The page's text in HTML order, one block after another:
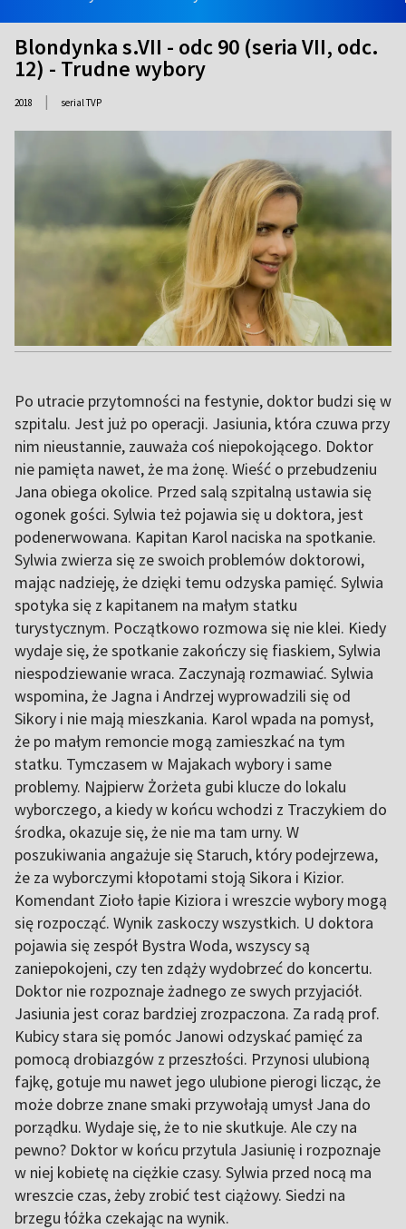
Blondynka s.VII - odc 90 (seria VII, odc.
12) - Trudne wybory
2018 | serial TVP
Po utracie przytomności na festynie, doktor budzi się w
szpitalu. Jest już po operacji. Jasiunia, która czuwa przy
nim nieustannie, zauważa coś niepokojącego. Doktor
nie pamięta nawet, że ma żonę. Wieść o przebudzeniu
Jana obiega okolice. Przed salą szpitalną ustawia się
ogonek gości. Sylwia też pojawia się u doktora, jest
podenerwowana. Kapitan Karol naciska na spotkanie.
Sylwia zwierza się ze swoich problemów doktorowi,
mając nadzieję, że dzięki temu odzyska pamięć. Sylwia
spotyka się z kapitanem na małym statku
turystycznym. Początkowo rozmowa się nie klei. Kiedy
wydaje się, że spotkanie zakończy się fiaskiem, Sylwia
niespodziewanie wraca. Zaczynają rozmawiać. Sylwia
wspomina, że Jagna i Andrzej wyprowadzili się od
Sikory i nie mają mieszkania. Karol wpada na pomysł,
że po małym remoncie mogą zamieszkać na tym
statku. Tymczasem w Majakach wybory i same
problemy. Najpierw Żorżeta gubi klucze do lokalu
wyborczego, a kiedy w końcu wchodzi z Traczykiem do
środka, okazuje się, że nie ma tam urny. W
poszukiwania angażuje się Staruch, który podejrzewa,
że za wyborczymi kłopotami stoją Sikora i Kizior.
Komendant Zioło łapie Kiziora i wreszcie wybory mogą
się rozpocząć. Wynik zaskoczy wszystkich. U doktora
pojawia się zespół Bystra Woda, wszyscy są
zaniepokojeni, czy ten zdąży wydobrzeć do koncertu.
Doktor nie rozpoznaje żadnego ze swych przyjaciół.
Jasiunia jest coraz bardziej zrozpaczona. Za radą prof.
Kubicy stara się pomóc Janowi odzyskać pamięć za
pomocą drobiazgów z przeszłości. Przynosi ulubioną
fajkę, gotuje mu nawet jego ulubione pierogi licząc, że
może dobrze znane smaki przywołają umysł Jana do
porządku. Wydaje się, że to nie skutkuje. Ale czy na
pewno? Doktor w końcu przytula Jasiunię i rozpoznaje
w niej kobietę na ciężkie czasy. Sylwia przed nocą ma
wreszcie czas, żeby zrobić test ciążowy. Siedzi na
brzegu łóżka czekając na wynik.